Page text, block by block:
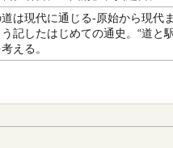
は現代に通じる-原始から現代
記したはじめての通史。“道と
える。